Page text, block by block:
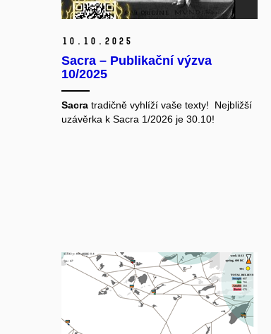
10. 10. 2025
Sacra – Publikační výzva
10/2025
Sacra tradičně vyhlíží vaše texty! Nejbližší
uzávěrka k Sacra 1/2026 je 30.10!